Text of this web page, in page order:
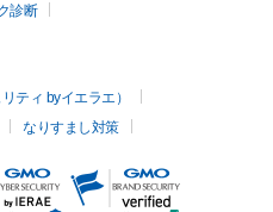
診断
ティ byイエラエ）
なりすまし対策